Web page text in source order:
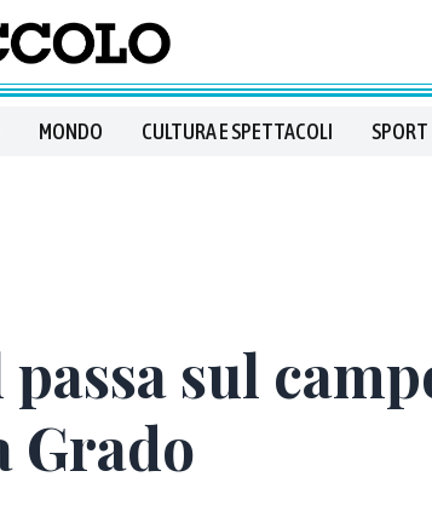
MONDO CULTURA E SPETTACOLI SPORT
sul
Grado